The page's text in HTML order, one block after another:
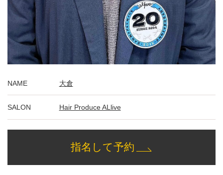
NAME 大倉
SALON Hair Produce ALlive
指名して予約